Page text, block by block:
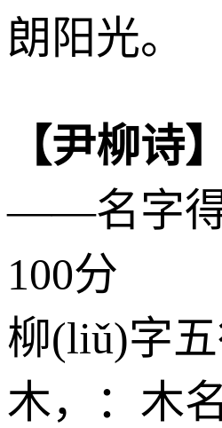
朗阳光。
【尹柳诗】
——名字得
100分
柳(liǔ)字
木，：木